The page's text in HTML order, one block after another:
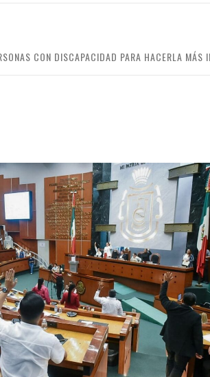
CON DISCAPACIDAD PARA HACERLA MÁS